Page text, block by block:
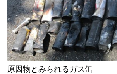
原因物とみられるガス缶